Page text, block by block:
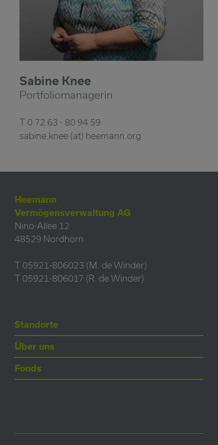
Sabine Knee
Portfoliomanagerin
T 0 72 63 - 80 94 59
sabine.knee (at) heemann.org
Heemann
Vermögensverwaltung AG
Nino-Allee 12
48529 Nordhorn
T 05921-806023 (M. de Winder)
T 05921-806017 (R. de Winder)
Standorte
Über uns
Fonds